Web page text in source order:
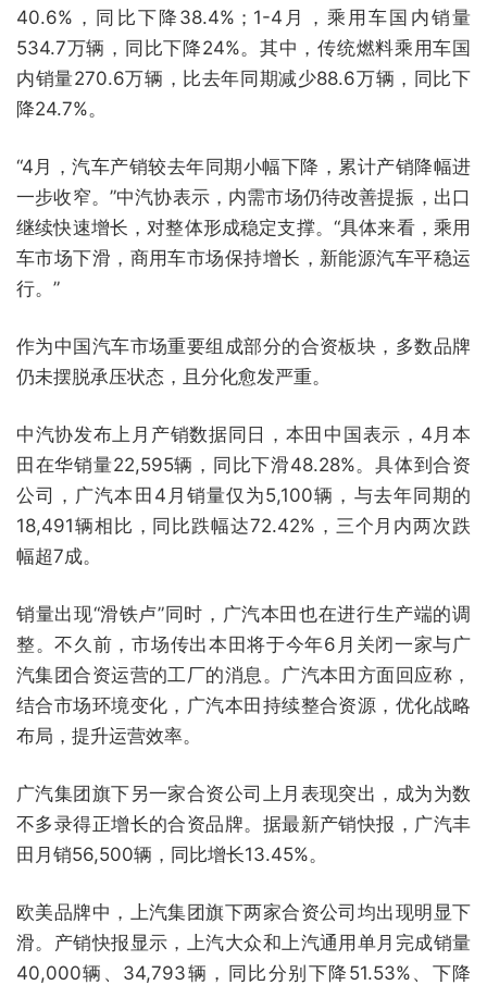
40.6%，同比下降38.4%；1-4月，乘用车国内销量
534.7万辆，同比下降24%。其中，传统燃料乘用车国
内销量270.6万辆，比去年同期减少88.6万辆，同比下
降24.7%。
“4月，汽车产销较去年同期小幅下降，累计产销降幅进
一步收窄。”中汽协表示，内需市场仍待改善提振，出口
继续快速增长，对整体形成稳定支撑。“具体来看，乘用
车市场下滑，商用车市场保持增长，新能源汽车平稳运
行。”
作为中国汽车市场重要组成部分的合资板块，多数品牌
仍未摆脱承压状态，且分化愈发严重。
中汽协发布上月产销数据同日，本田中国表示，4月本
田在华销量22,595辆，同比下滑48.28%。具体到合资
公司，广汽本田4月销量仅为5,100辆，与去年同期的
18,491辆相比，同比跌幅达72.42%，三个月内两次跌
幅超7成。
销量出现“滑铁卢”同时，广汽本田也在进行生产端的调
整。不久前，市场传出本田将于今年6月关闭一家与广
汽集团合资运营的工厂的消息。广汽本田方面回应称，
结合市场环境变化，广汽本田持续整合资源，优化战略
布局，提升运营效率。
广汽集团旗下另一家合资公司上月表现突出，成为为数
不多录得正增长的合资品牌。据最新产销快报，广汽丰
田月销56,500辆，同比增长13.45%。
欧美品牌中，上汽集团旗下两家合资公司均出现明显下
滑。产销快报显示，上汽大众和上汽通用单月完成销量
40,000辆、34,793辆，同比分别下降51.53%、下降